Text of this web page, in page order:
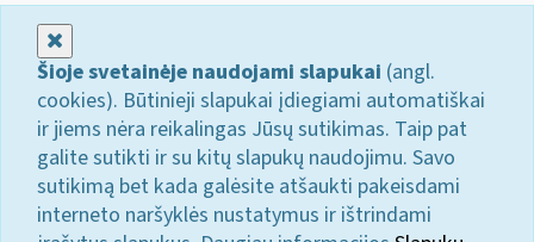
Šioje svetainėje naudojami slapukai (angl.
cookies). Būtinieji slapukai įdiegiami automatiškai
ir jiems nėra reikalingas Jūsų sutikimas. Taip pat
galite sutikti ir su kitų slapukų naudojimu. Savo
sutikimą bet kada galėsite atšaukti pakeisdami
interneto naršyklės nustatymus ir ištrindami